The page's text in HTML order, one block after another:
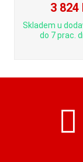
3 824
Skladem u
do 7 prac.